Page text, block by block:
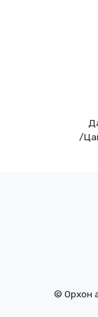
/
© Орхон